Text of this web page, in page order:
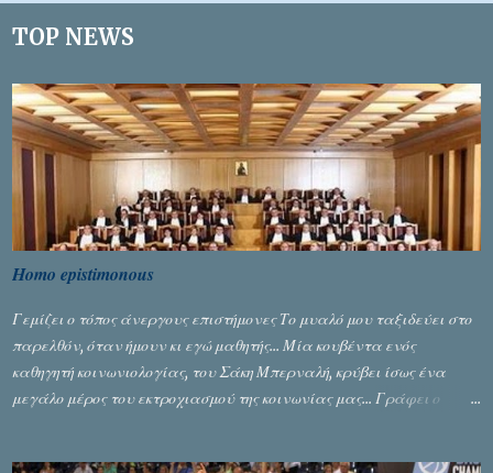
α
TOP NEWS
Homo epistimonous
Γεμίζει ο τόπος άνεργους επιστήμονες Το μυαλό μου ταξιδεύει στο
παρελθόν, όταν ήμουν κι εγώ μαθητής... Μία κουβέντα ενός
καθηγητή κοινωνιολογίας, του Σάκη Μπερναλή, κρύβει ίσως ένα
μεγάλο μέρος του εκτροχιασμού της κοινωνίας μας... Γράφει ο